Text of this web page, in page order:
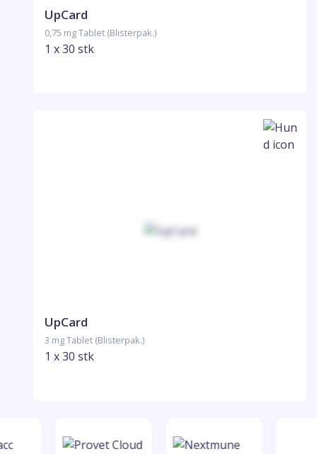
UpCard
0,75 mg Tablet (Blisterpak.)
1 x 30 stk
UpCard
3 mg Tablet (Blisterpak.)
1 x 30 stk